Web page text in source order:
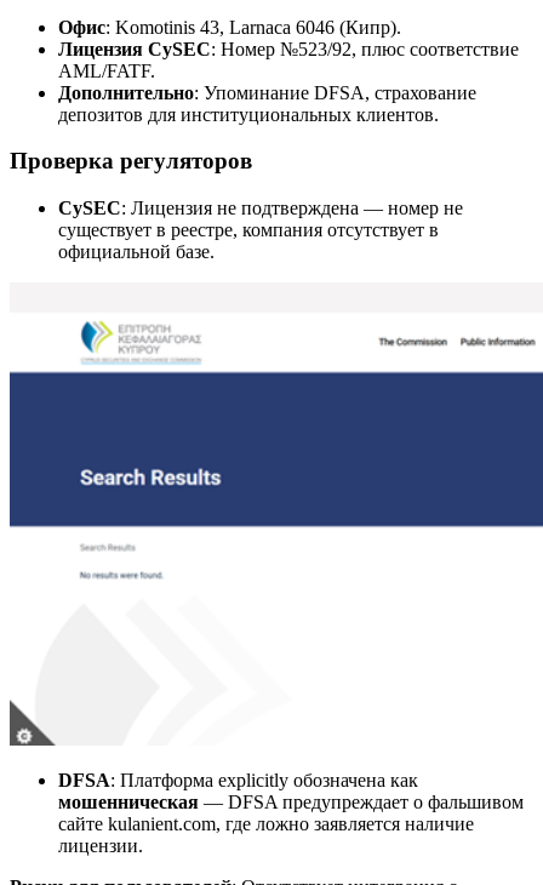
Офис: Komotinis 43, Larnaca 6046 (Кипр).
Лицензия CySEC: Номер №523/92, плюс соответствие
AML/FATF.
Дополнительно: Упоминание DFSA, страхование
депозитов для институциональных клиентов.
Проверка регуляторов
CySEC: Лицензия не подтверждена — номер не
существует в реестре, компания отсутствует в
официальной базе.
DFSA: Платформа explicitly обозначена как
мошенническая — DFSA предупреждает о фальшивом
сайте kulanient.com, где ложно заявляется наличие
лицензии.